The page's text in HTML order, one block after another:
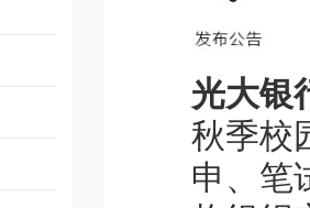
光大银
秋季校
申、笔